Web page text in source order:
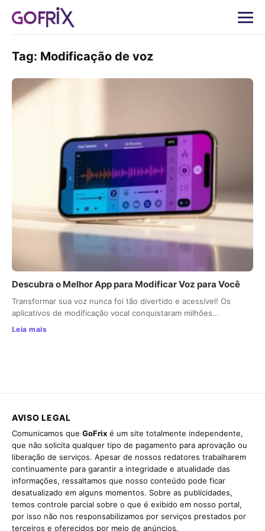
Tag: Modificação de voz
Descubra o Melhor App para Modificar Voz para Você
Transformar sua voz nunca foi tão divertido e acessível! Os
aplicativos de modificação vocal conquistaram milhões…
Leia mais
AVISO LEGAL
Comunicamos que GoFrix é um site totalmente independente,
que não solicita qualquer tipo de pagamento para aprovação ou
liberação de serviços. Apesar de nossos redatores trabalharem
continuamente para garantir a integridade e atualidade das
informações, ressaltamos que nosso conteúdo pode ficar
desatualizado em alguns momentos. Sobre as publicidades,
temos controle parcial sobre o que é exibido em nosso portal,
por isso não nos responsabilizamos por serviços prestados por
terceiros e oferecidos por meio de anúncios.